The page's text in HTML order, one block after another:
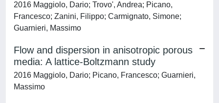
2016 Maggiolo, Dario; Trovo', Andrea; Picano,
Francesco; Zanini, Filippo; Carmignato, Simone;
Guarnieri, Massimo
Flow and dispersion in anisotropic porous
media: A lattice-Boltzmann study
2016 Maggiolo, Dario; Picano, Francesco; Guarnieri,
Massimo